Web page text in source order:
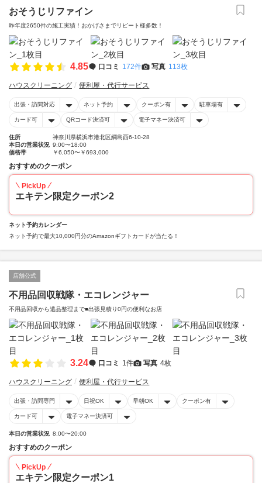
おそうじリファイン
昨年度2650件の施工実績！おかげさまでリピート様多数！
4.85 口コミ 172件 写真 113枚
ハウスクリーニング 便利屋・代行サービス
出張・訪問対応 ネット予約 クーポン有 駐車場有
カード可 QRコード決済可 電子マネー決済可
住所
神奈川県横浜市港北区綱島西6-10-28
本日の営業状況 9:00〜18:00
価格帯
￥6,050〜￥693,000
おすすめのクーポン
PickUp
エキテン限定クーポン2
ネット予約カレンダー
ネット予約で最大10,000円分のAmazonギフトカードが当たる！
店舗公式
不用品回収戦隊・エコレンジャー
不用品回収から遺品整理まで■出張見積り0円の便利なお店
3.24 口コミ 1件 写真 4枚
ハウスクリーニング 便利屋・代行サービス
出張・訪問専門 日祝OK 早朝OK クーポン有
カード可 電子マネー決済可
本日の営業状況 8:00〜20:00
おすすめのクーポン
PickUp
エキテン限定クーポン1